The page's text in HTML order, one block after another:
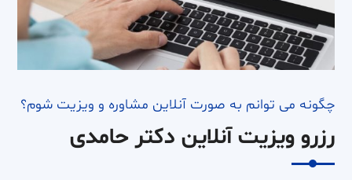
چگونه می توانم به صورت آنلاین مشاوره و ویزیت شوم؟
رزرو ویزیت آنلاین دکتر حامدی